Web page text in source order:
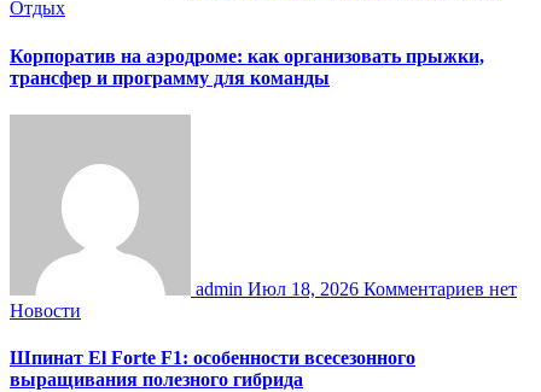
Отдых
Корпоратив на аэродроме: как организовать прыжки,
трансфер и программу для команды
admin Июл 18, 2026 Комментариев нет
Новости
Шпинат El Forte F1: особенности всесезонного
выращивания полезного гибрида